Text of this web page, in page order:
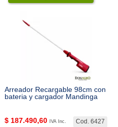
Arreador Recargable 98cm con
bateria y cargador Mandinga
Cod. 6427
$ 187.490,60 IVA Inc.